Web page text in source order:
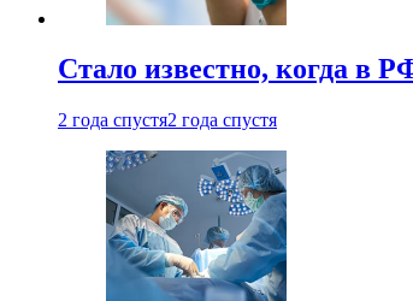
Стало известно, когда в
2 года спустя2 года спустя